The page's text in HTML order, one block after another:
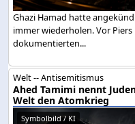
Ghazi Hamad hatte
immer wiederholen. Vor
dokumentierten...
Welt -- Antisemitismus
Ahed Tamimi nennt
Welt den Atomkrieg
Symbolbild / KI